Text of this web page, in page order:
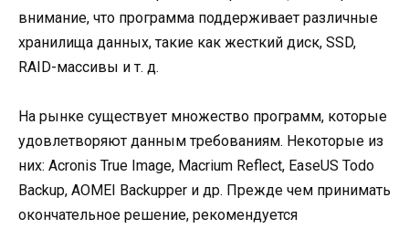
внимание, что программа поддерживает различные
хранилища данных, такие как жесткий диск, SSD,
RAID-массивы и т. д.
На рынке существует множество программ, которые
удовлетворяют данным требованиям. Некоторые из
них: Acronis True Image, Macrium Reflect, EaseUS Todo
Backup, AOMEI Backupper и др. Прежде чем принимать
окончательное решение, рекомендуется